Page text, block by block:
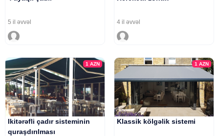
5 il əvvəl 4 il əvvəl
1AZN
Ikitərəfli çadır sisteminin
quraşdırılması
1 AZN
Klassik kölgəlik sistemi